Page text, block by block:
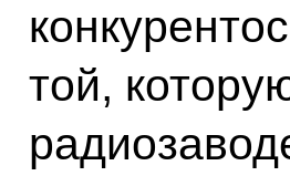
той,